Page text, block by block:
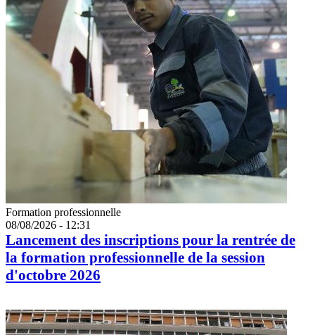
Catégorie
Formation professionnelle
08/08/2026 - 12:31
Lancement des inscriptions pour la rentrée de
la formation professionnelle de la session
d'octobre 2026